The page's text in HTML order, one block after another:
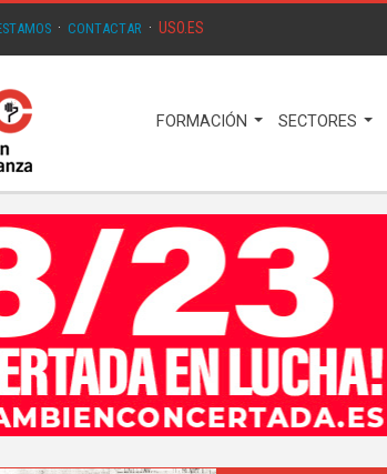
· CONTACTAR · USO.ES
FORMACIÓN SECTORES